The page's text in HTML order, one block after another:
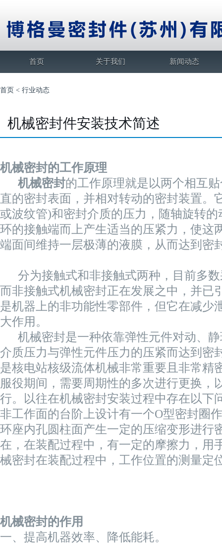
首页 关于我们 新闻动态
首页 < 行业动态
机械密封件安装技术简述
机械密封的工作原理
机械密封的工作原理就是以两个相互
直的密封表面，并相对转动的密封装置。
或波纹管)和密封介质的压力，随轴旋转
环的接触端而上产生适当的压紧力，使这
端面间维持一层极薄的液膜，从而达到密
分为接触式和非接触式两种，目前多数
而非接触式机械密封正在发展之中，并已
是机器上的非功能性零部件，但它在减少
大作用。
机械密封是一种依靠弹性元件对动、静
介质压力与弹性元件压力的压紧而达到密
是核电站核级流体机械非常重要且非常精
服役期间，需要周期性的多次进行更换，
行。以往在机械密封安装过程中存在以下
非工作面的台阶上设计有一个O型密封圈
环座内孔圆柱面产生一定的压缩变形进行
在，在装配过程中，有一定的摩擦力，用
械密封在装配过程中，工作位置的测量定
机械密封的作用
一、提高机器效率、降低能耗。